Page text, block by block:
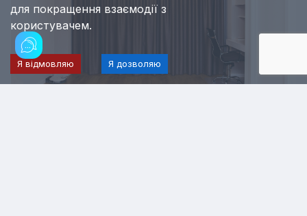
для покращення взаємодії з
користувачем.
Я відмовляю Я дозволяю